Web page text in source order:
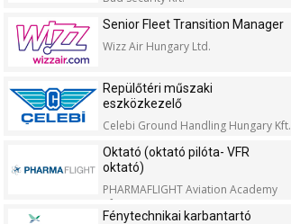
Senior Fleet Transition Manager
Wizz Air Hungary Ltd.
Repülőtéri műszaki
eszközkezelő
Celebi Ground Handling Hungary Kft.
Oktató (oktató pilóta- VFR
oktató)
PHARMAFLIGHT Aviation Academy
Kft.
Fénytechnikai karbantartó